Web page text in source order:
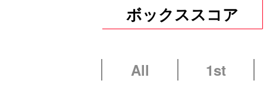
ボックススコア
All 1st